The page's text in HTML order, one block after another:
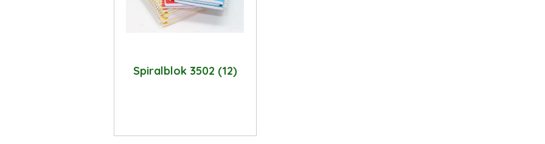
Spiralblok 3502 (12)